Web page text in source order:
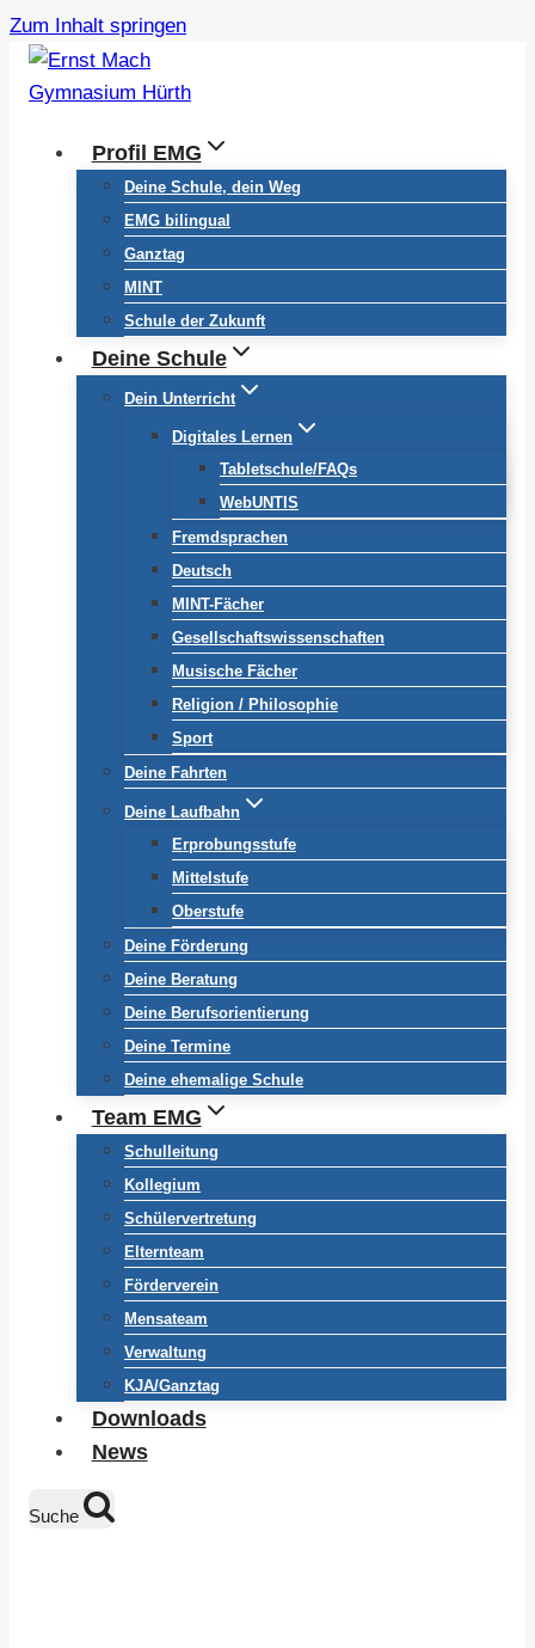
Zum Inhalt springen
Profil EMG
Deine Schule, dein Weg
EMG bilingual
Ganztag
MINT
Schule der Zukunft
Deine Schule
Dein Unterricht
Digitales Lernen
Tabletschule/FAQs
WebUNTIS
Fremdsprachen
Deutsch
MINT-Fächer
Gesellschaftswissenschaften
Musische Fächer
Religion / Philosophie
Sport
Deine Fahrten
Deine Laufbahn
Erprobungsstufe
Mittelstufe
Oberstufe
Deine Förderung
Deine Beratung
Deine Berufsorientierung
Deine Termine
Deine ehemalige Schule
Team EMG
Schulleitung
Kollegium
Schülervertretung
Elternteam
Förderverein
Mensateam
Verwaltung
KJA/Ganztag
Downloads
News
Suche